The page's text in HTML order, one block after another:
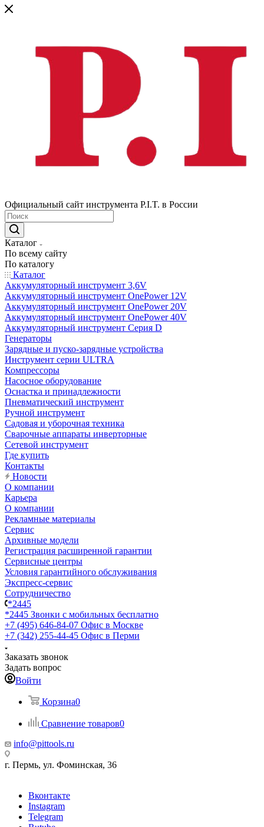
Официальный сайт инструмента P.I.T. в России
Каталог
По всему сайту
По каталогу
Каталог
Аккумуляторный инструмент 3,6V
Аккумуляторный инструмент OnePower 12V
Аккумуляторный инструмент OnePower 20V
Аккумуляторный инструмент OnePower 40V
Аккумуляторный инструмент Серия D
Генераторы
Зарядные и пуско-зарядные устройства
Инструмент серии ULTRA
Компрессоры
Насосное оборудование
Оснастка и принадлежности
Пневматический инструмент
Ручной инструмент
Садовая и уборочная техника
Сварочные аппараты инверторные
Сетевой инструмент
Где купить
Контакты
Новости
О компании
Карьера
О компании
Рекламные материалы
Сервис
Архивные модели
Регистрация расширенной гарантии
Сервисные центры
Условия гарантийного обслуживания
Экспресс-сервис
Сотрудничество
*2445
*2445 Звонки с мобильных бесплатно
+7 (495) 646-84-07 Офис в Москве
+7 (342) 255-44-45 Офис в Перми
Заказать звонок
Задать вопрос
Войти
Корзина0
Сравнение товаров0
info@pittools.ru
г. Пермь, ул. Фоминская, 36
Вконтакте
Instagram
Telegram